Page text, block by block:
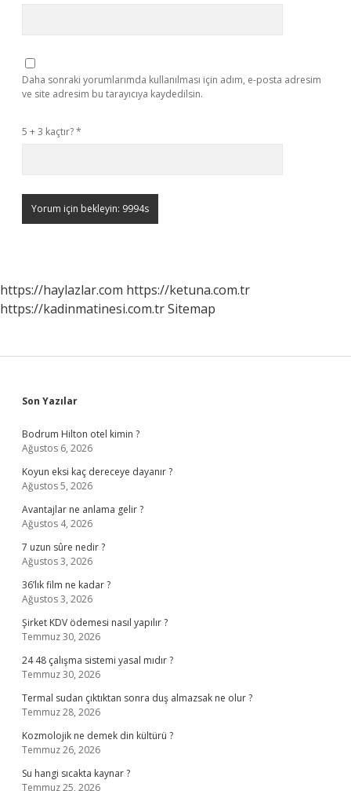
Daha sonraki yorumlarımda kullanılması için adım, e-posta adresim
ve site adresim bu tarayıcıya kaydedilsin.
5 + 3 kaçtır?*
https://haylazlar.com https://ketuna.com.tr
https://kadinmatinesi.com.trSitemap
Sidebar
Son Yazılar
Bodrum Hilton otel kimin ?
Ağustos 6, 2026
Koyun eksi kaç dereceye dayanır ?
Ağustos 5, 2026
Avantajlar ne anlama gelir ?
Ağustos 4, 2026
7 uzun sûre nedir ?
Ağustos 3, 2026
36’lık film ne kadar ?
Ağustos 3, 2026
Şirket KDV ödemesi nasıl yapılır ?
Temmuz 30, 2026
24 48 çalışma sistemi yasal mıdır ?
Temmuz 30, 2026
Termal sudan çıktıktan sonra duş almazsak ne olur ?
Temmuz 28, 2026
Kozmolojik ne demek din kültürü ?
Temmuz 26, 2026
Su hangi sıcakta kaynar ?
Temmuz 25, 2026